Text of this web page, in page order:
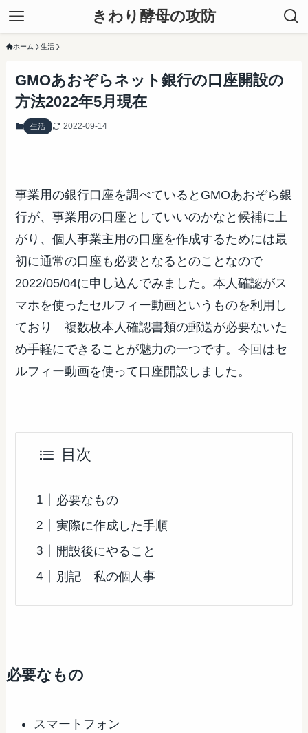
きわり酵母の攻防
ホーム 生活
GMOあおぞらネット銀行の口座開設の
方法2022年5月現在
生活 2022-09-14
事業用の銀行口座を調べているとGMOあおぞら銀
行が、事業用の口座としていいのかなと候補に上
がり、個人事業主用の口座を作成するためには最
初に通常の口座も必要となるとのことなので
2022/05/04に申し込んでみました。本人確認がス
マホを使ったセルフィー動画というものを利用し
ており 複数枚本人確認書類の郵送が必要ないた
め手軽にできることが魅力の一つです。今回はセ
ルフィー動画を使って口座開設しました。
目次
必要なもの
実際に作成した手順
開設後にやること
別記 私の個人事
必要なもの
スマートフォン